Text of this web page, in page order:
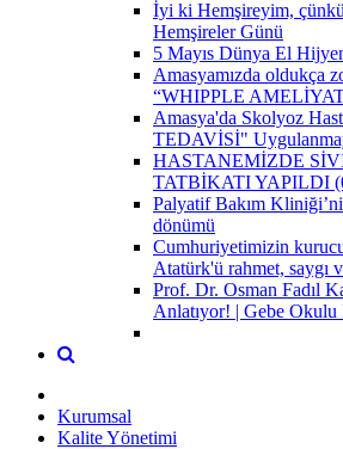
İyi ki Hemşireyim,
Hemşireler Günü
5 Mayıs Dünya El
Amasyamızda oldukça
“WHIPPLE
Amasya'da Skolyoz
TEDAVİSİ"
HASTANEMİZDE
TATBİKATI YAPILDI
Palyatif Bakım
dönümü
Cumhuriyetimizin
Atatürk'ü rahmet, saygı
Prof. Dr. Osman Fadıl
Anlatıyor! | Gebe
Kurumsal
Kalite Yönetimi